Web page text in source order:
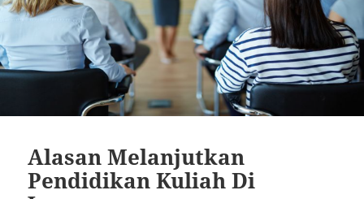
Alasan Melanjutkan
Pendidikan Kuliah Di